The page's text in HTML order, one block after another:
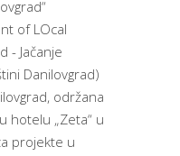
of LOcal
- Jačanje
Danilovgrad)
održana
hotelu „Zeta“ u
projekte u